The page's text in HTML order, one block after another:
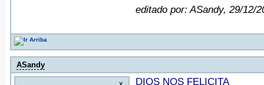
editado por: ASandy, 29/12/
ASandy
DIOS NOS FELICITA